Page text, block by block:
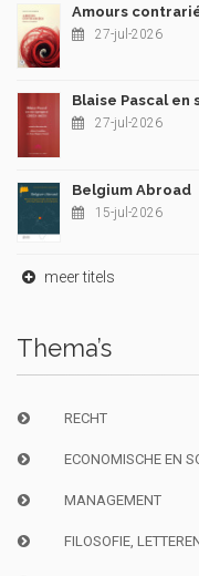
Amours
27-jul-2026
Blaise Pascal en
27-jul-2026
Belgium Abroad
15-jul-2026
meer titels
Thema’s
RECHT
ECONOMISCHE EN
MANAGEMENT
FILOSOFIE,